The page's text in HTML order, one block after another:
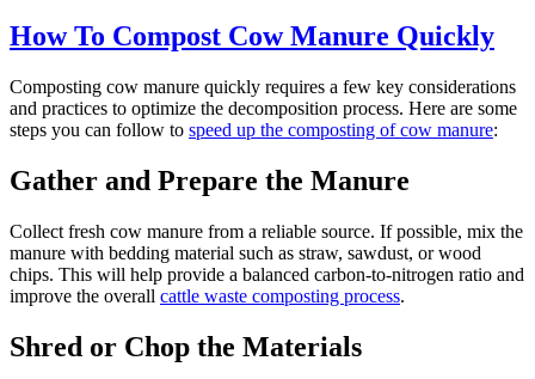
How To Compost Cow Manure Quickly
Composting cow manure quickly requires a few key considerations
and practices to optimize the decomposition process. Here are some
steps you can follow to speed up the composting of cow manure:
Gather and Prepare the Manure
Collect fresh cow manure from a reliable source. If possible, mix the
manure with bedding material such as straw, sawdust, or wood
chips. This will help provide a balanced carbon-to-nitrogen ratio and
improve the overall cattle waste composting process.
Shred or Chop the Materials